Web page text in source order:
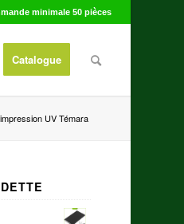
minimale 50 pièces
Catalogue
UV Témara